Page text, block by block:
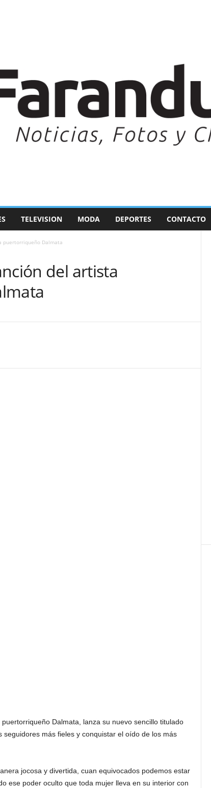
TELEVISION MODA DEPORTES CONTACTO
puertorriqueño Dalmata
del artista
Dalmata, lanza su nuevo sencillo titulado
más fieles y conquistar el oído de los más
jocosa y divertida, cuan equivocados podemos estar
ese poder oculto que toda mujer lleva en su interior con